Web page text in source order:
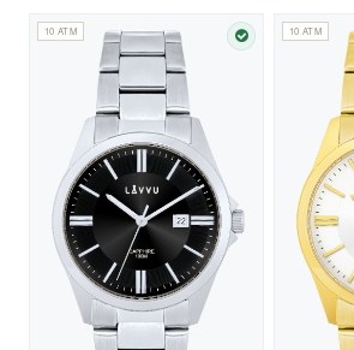
10 ATM
SKLADEM
10 ATM